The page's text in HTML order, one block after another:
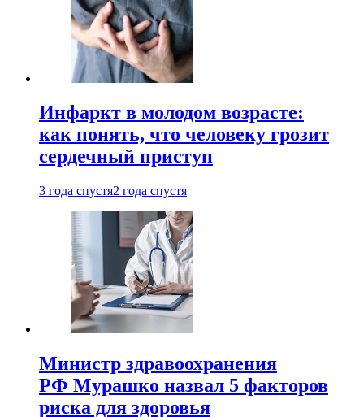
Инфаркт в молодом возрасте:
как понять, что человеку грозит
сердечный приступ
3 года спустя2 года спустя
Министр здравоохранения
РФ Мурашко назвал 5 факторов
риска для здоровья